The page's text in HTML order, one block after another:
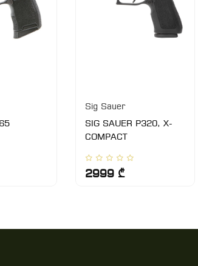
Sig Sauer
SIG SAUER P320, X-
COMPACT
2999 ₾